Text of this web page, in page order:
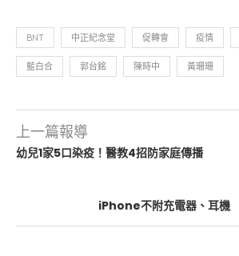
BNT 中正紀念堂 促轉會 疫情
藍白合 郭台銘 陳時中 黃珊珊
上一篇報導
幼兒1家5口染疫！醫教4招防家庭傳播
iPhone不附充電器、耳機